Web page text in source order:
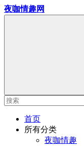
夜咖情趣网
首页
所有分类
夜咖情趣